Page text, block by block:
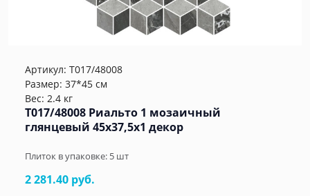
Артикул: T017/48008
Размер: 37*45 см
Вес: 2.4 кг
T017/48008 Риальто 1 мозаичный
глянцевый 45x37,5x1 декор
Плиток в упаковке: 5 шт
2 281.40 руб.